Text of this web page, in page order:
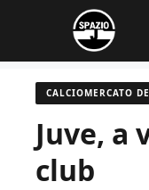
contenuto
CALCIOMERCATO
Juve,
club